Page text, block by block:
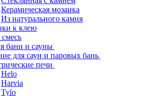
Керамическая мозаика
Из натурального камня
к клею
бани и сауны
для саун и паровых бань
печи
Helo
Harvia
Tylo